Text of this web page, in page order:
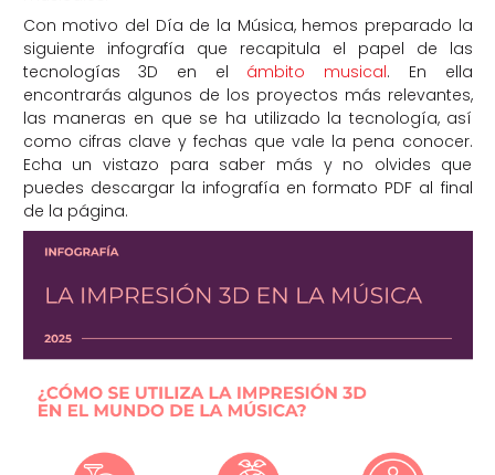
Con motivo del Día de la Música, hemos preparado la
siguiente infografía que recapitula el papel de las
tecnologías 3D en el ámbito musical. En ella
encontrarás algunos de los proyectos más relevantes,
las maneras en que se ha utilizado la tecnología, así
como cifras clave y fechas que vale la pena conocer.
Echa un vistazo para saber más y no olvides que
puedes descargar la infografía en formato PDF al final
de la página.